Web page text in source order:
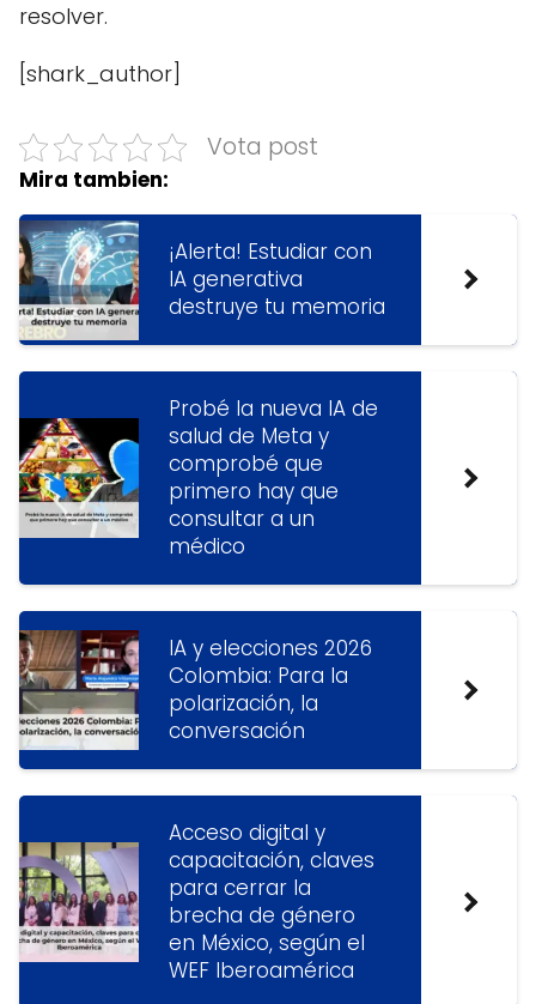
resolver.
[shark_author]
Vota post
Mira tambien:
¡Alerta! Estudiar con
IA generativa
destruye tu memoria
Probé la nueva IA de
salud de Meta y
comprobé que
primero hay que
consultar a un
médico
IA y elecciones 2026
Colombia: Para la
polarización, la
conversación
Acceso digital y
capacitación, claves
para cerrar la
brecha de género
en México, según el
WEF Iberoamérica